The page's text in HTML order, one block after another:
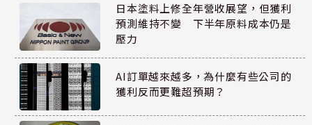
日本塗料上修全年營收展望，但獲利
預測維持不變 下半年原料成本仍是
壓力
AI訂單越來越多，為什麼有些公司的
獲利反而更難超預期？